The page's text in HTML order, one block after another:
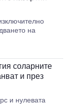
на
соларните
и през
и нулевата